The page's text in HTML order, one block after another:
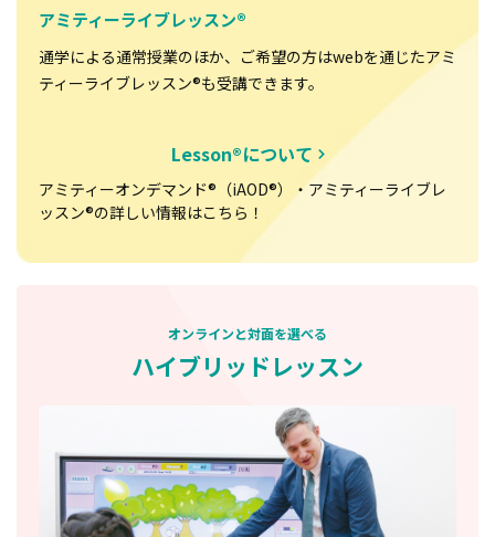
アミティーライブレッスン®
通学による通常授業のほか、ご希望の方はwebを通じたアミ
ティーライブレッスン®も受講できます。
Lesson®について
アミティーオンデマンド®（iAOD®）・アミティーライブレ
ッスン®の詳しい情報はこちら！
オンラインと対面を選べる
ハイブリッドレッスン